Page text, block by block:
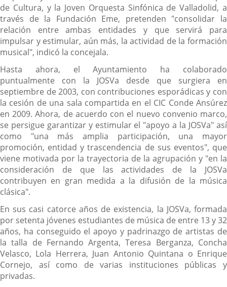
de Cultura, y la Joven Orquesta Sinfónica de Valladolid, a
través de la Fundación Eme, pretenden "consolidar la
relación entre ambas entidades y que servirá para
impulsar y estimular, aún más, la actividad de la formación
musical", indicó la concejala.
Hasta ahora, el Ayuntamiento ha colaborado
puntualmente con la JOSVa desde que surgiera en
septiembre de 2003, con contribuciones esporádicas y con
la cesión de una sala compartida en el CIC Conde Ansúrez
en 2009. Ahora, de acuerdo con el nuevo convenio marco,
se persigue garantizar y estimular el "apoyo a la JOSVa" así
como "una más amplia participación, una mayor
promoción, entidad y trascendencia de sus eventos", que
viene motivada por la trayectoria de la agrupación y "en la
consideración de que las actividades de la JOSVa
contribuyen en gran medida a la difusión de la música
clásica".
En sus casi catorce años de existencia, la JOSVa, formada
por setenta jóvenes estudiantes de música de entre 13 y 32
años, ha conseguido el apoyo y padrinazgo de artistas de
la talla de Fernando Argenta, Teresa Berganza, Concha
Velasco, Lola Herrera, Juan Antonio Quintana o Enrique
Cornejo, así como de varias instituciones públicas y
privadas.